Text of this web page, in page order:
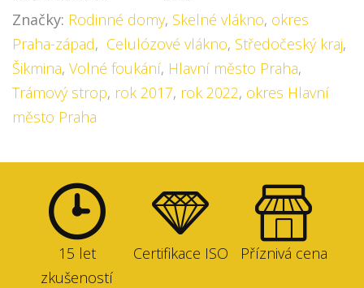
Značky: Rodinné domy, Skelné vlákno, okres
Praha-západ, Celulózové vlákno, Středočeský kraj,
Šikmina, Volné foukání, Hlavní město Praha,
Trámový strop, rok 2017, rok 2022, okres Hlavní
město Praha
15 let
zkušeností
Certifikace ISO Příznivá cena